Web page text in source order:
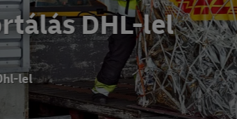
DHL-lel